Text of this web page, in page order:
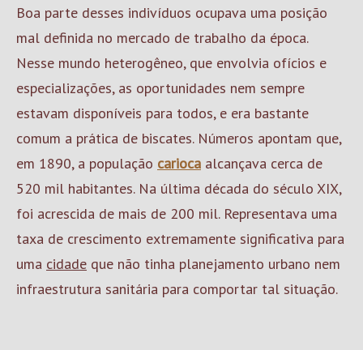
Boa parte desses indivíduos ocupava uma posição
mal definida no mercado de trabalho da época.
Nesse mundo heterogêneo, que envolvia ofícios e
especializações, as oportunidades nem sempre
estavam disponíveis para todos, e era bastante
comum a prática de biscates. Números apontam que,
em 1890, a população carioca alcançava cerca de
520 mil habitantes. Na última década do século XIX,
foi acrescida de mais de 200 mil. Representava uma
taxa de crescimento extremamente significativa para
uma cidade que não tinha planejamento urbano nem
infraestrutura sanitária para comportar tal situação.